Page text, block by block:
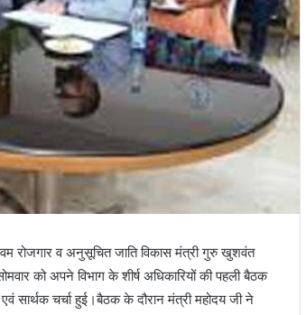
रोजगार व अनुसूचित जाति विकास मंत्री गुरु खुशवंत
को अपने विभाग के शीर्ष अधिकारियों की पहली बैठक
सार्थक चर्चा हुई।बैठक के दौरान मंत्री महोदय जी ने